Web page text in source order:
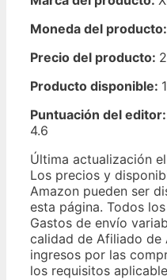
Moneda del producto:
Precio del producto:
Producto disponible: 1
Puntuación del editor:
4.6
Última actualización
Los precios y
Amazon pueden ser
esta página. Todos
Gastos de envío
calidad de Afiliado de
ingresos por las
los requisitos